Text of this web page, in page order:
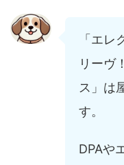
「エ
リーヴ
ス」は
す。
DPAや